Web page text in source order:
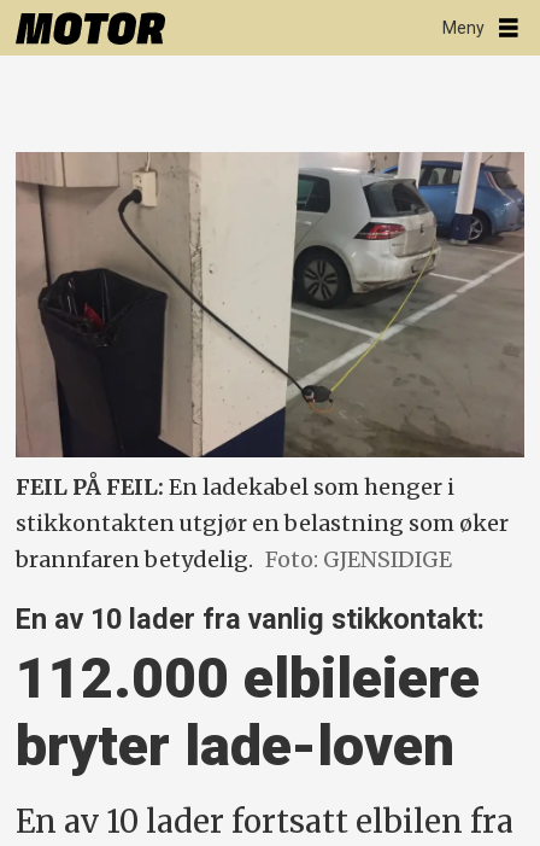
FEIL PÅ FEIL: En ladekabel som henger i
stikkontakten utgjør en belastning som øker
brannfaren betydelig. Foto: GJENSIDIGE
En av 10 lader fra vanlig stikkontakt:
112.000 elbileiere
bryter lade-loven
En av 10 lader fortsatt elbilen fra